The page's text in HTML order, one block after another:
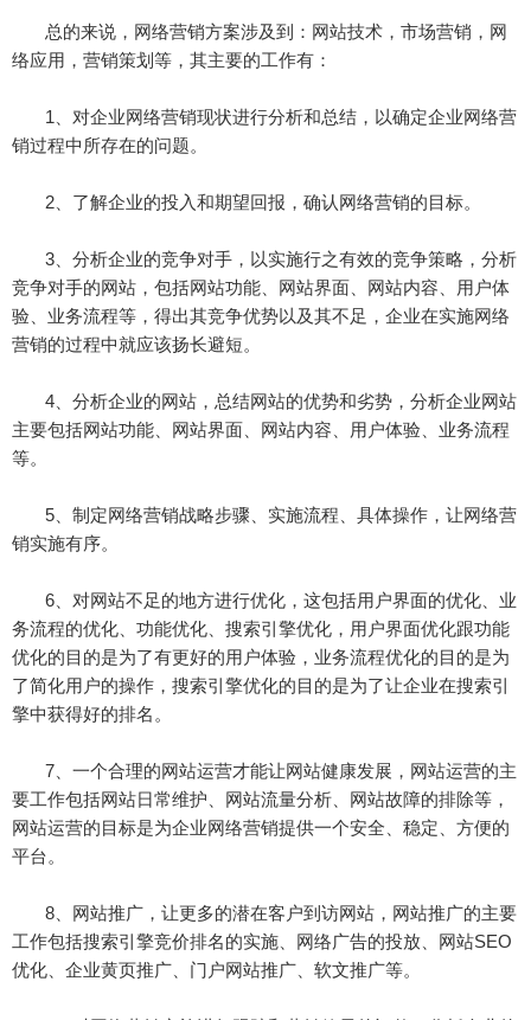
总的来说，网络营销方案涉及到：网站技术，市场营销，网
络应用，营销策划等，其主要的工作有：
1、对企业网络营销现状进行分析和总结，以确定企业网络营
销过程中所存在的问题。
2、了解企业的投入和期望回报，确认网络营销的目标。
3、分析企业的竞争对手，以实施行之有效的竞争策略，分析
竞争对手的网站，包括网站功能、网站界面、网站内容、用户体
验、业务流程等，得出其竞争优势以及其不足，企业在实施网络
营销的过程中就应该扬长避短。
4、分析企业的网站，总结网站的优势和劣势，分析企业网站
主要包括网站功能、网站界面、网站内容、用户体验、业务流程
等。
5、制定网络营销战略步骤、实施流程、具体操作，让网络营
销实施有序。
6、对网站不足的地方进行优化，这包括用户界面的优化、业
务流程的优化、功能优化、搜索引擎优化，用户界面优化跟功能
优化的目的是为了有更好的用户体验，业务流程优化的目的是为
了简化用户的操作，搜索引擎优化的目的是为了让企业在搜索引
擎中获得好的排名。
7、一个合理的网站运营才能让网站健康发展，网站运营的主
要工作包括网站日常维护、网站流量分析、网站故障的排除等，
网站运营的目标是为企业网络营销提供一个安全、稳定、方便的
平台。
8、网站推广，让更多的潜在客户到访网站，网站推广的主要
工作包括搜索引擎竞价排名的实施、网络广告的投放、网站SEO
优化、企业黄页推广、门户网站推广、软文推广等。